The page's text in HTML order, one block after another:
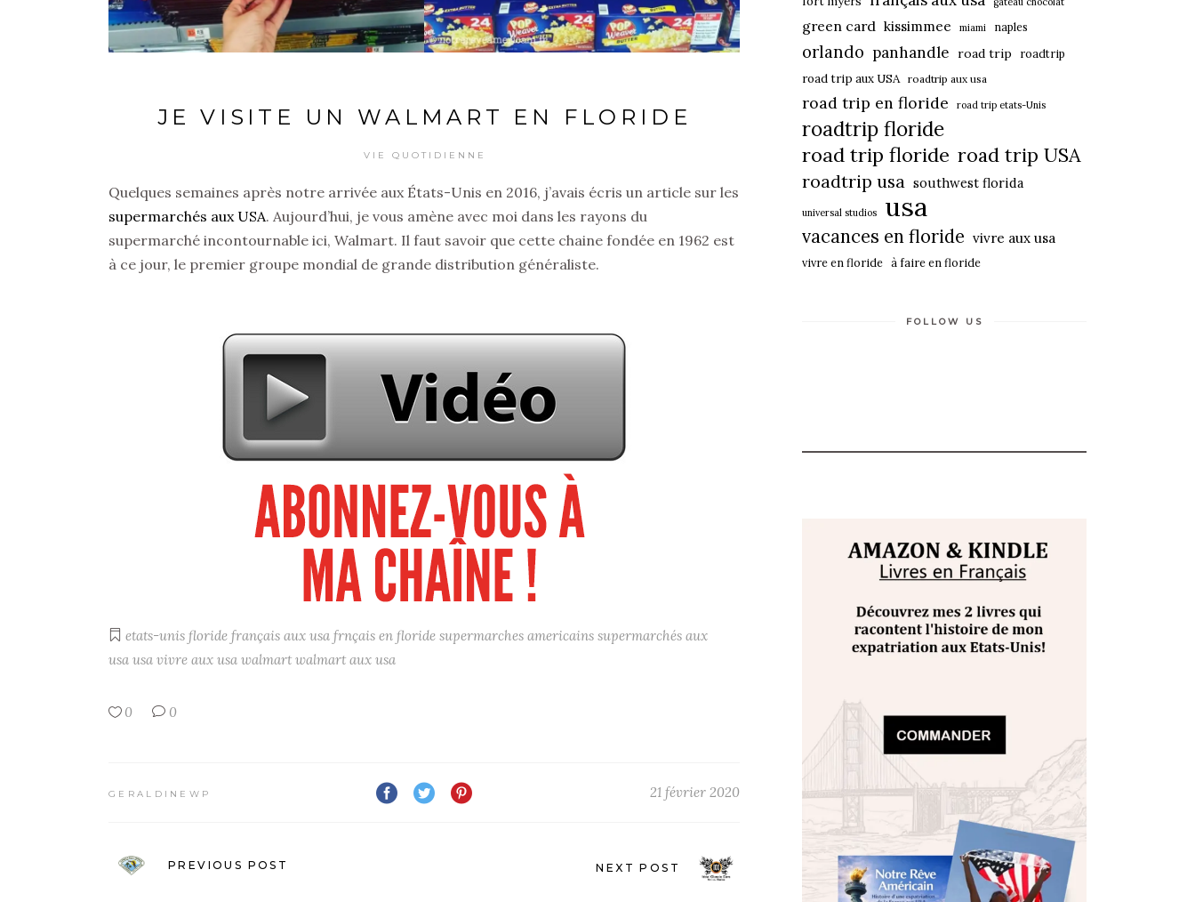
JE VISITE UN WALMART EN FLORIDE
VIE QUOTIDIENNE
Quelques semaines après notre arrivée aux États-Unis en 2016, j’avais écris un article sur les
supermarchés aux USA. Aujourd’hui, je vous amène avec moi dans les rayons du
supermarché incontournable ici, Walmart. Il faut savoir que cette chaine fondée en 1962 est
à ce jour, le premier groupe mondial de grande distribution généraliste.
etats-unis floride français aux usa frnçais en floride supermarches americains supermarchés aux
usa usa vivre aux usa walmart walmart aux usa
0 0
GERALDINEWP 21 février 2020
PREVIOUS POST NEXT POST
green card kissimmee miami naples
orlando panhandle road trip roadtrip
road trip aux USA roadtrip aux usa
road trip en floride road trip etats-Unis
roadtrip floride
road trip floride road trip USA
roadtrip usa southwest florida
universal studios usa
vacances en floride vivre aux usa
vivre en floride à faire en floride
FOLLOW US